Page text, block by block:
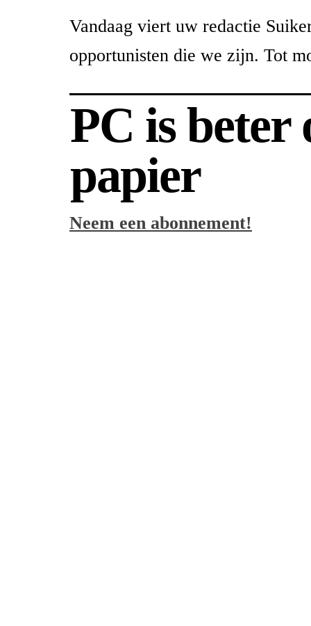
Vandaag viert uw redactie
opportunisten die we zijn. Tot
PC is beter
papier
Neem een abonnement!